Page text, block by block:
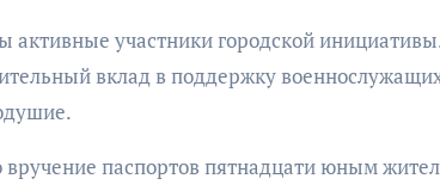
участники городской
вклад в поддержку
паспортов пятнадцати юным